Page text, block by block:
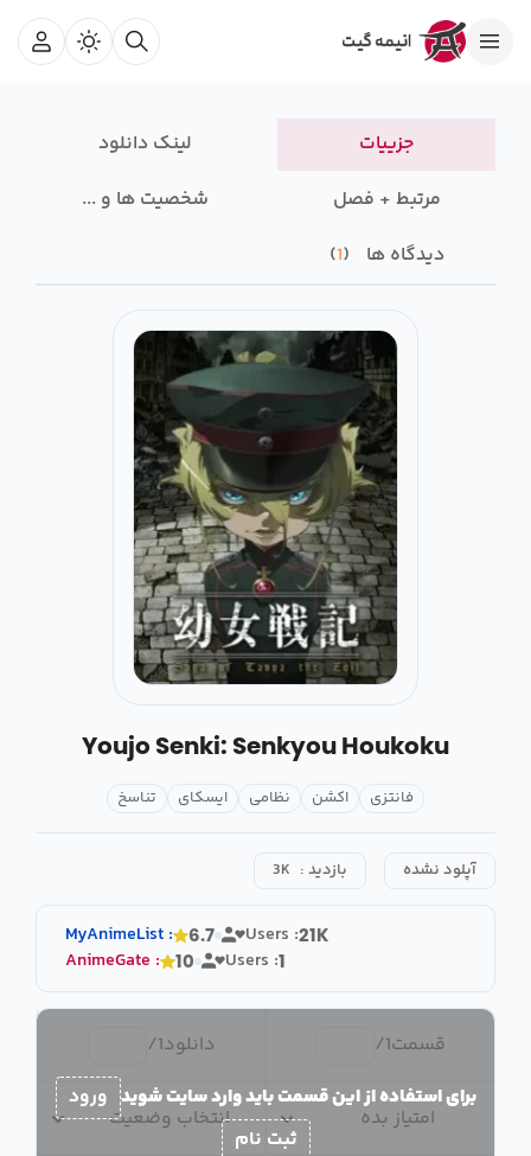
جزییات
لینک دانلود
مرتبط + فصل
شخصیت ها و ...
دیدگاه ها
1
Youjo Senki: Senkyou Houkoku
فانتزی اکشن نظامی ایسکای تناسخ
آپلود نشده بازدید : 3K
MyAnimeList : 6.7 Users :21K
AnimeGate : 10 Users :1
قسمت1
/ دانلود1
/
امتیاز بده انتخاب وضعیت
برای استفاده از این قسمت باید وارد سایت شوید ورود
ثبت نام